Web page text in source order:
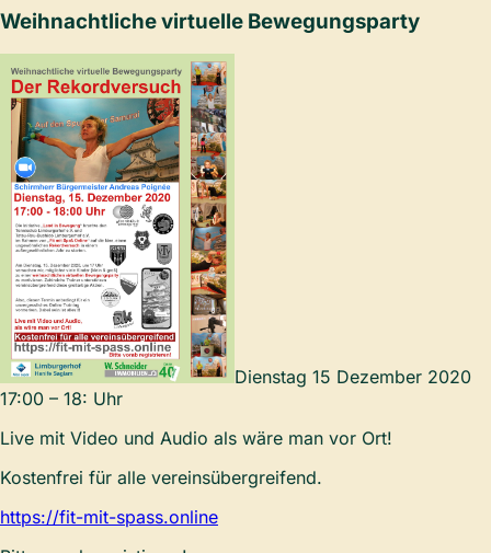
Weihnachtliche virtuelle Bewegungsparty
Dienstag 15 Dezember 2020
17:00 – 18: Uhr
Live mit Video und Audio als wäre man vor Ort!
Kostenfrei für alle vereinsübergreifend.
https://fit-mit-spass.online